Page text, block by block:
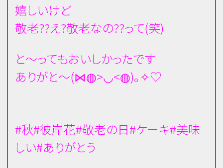
嬉しいけど
敬老??え?敬老なの??って(笑)
と～ってもおいしかったです
ありがと～(⋈◍>◡<◍)。✧♡
#秋#彼岸花#敬老の日#ケーキ#美味
しい#ありがとう